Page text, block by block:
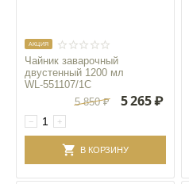
AКЦИЯ
Чайник заварочный
двустенный 1200 мл
WL‑551107/1C
+
−
5 850 ₽ 5 265₽
В КОРЗИНУ